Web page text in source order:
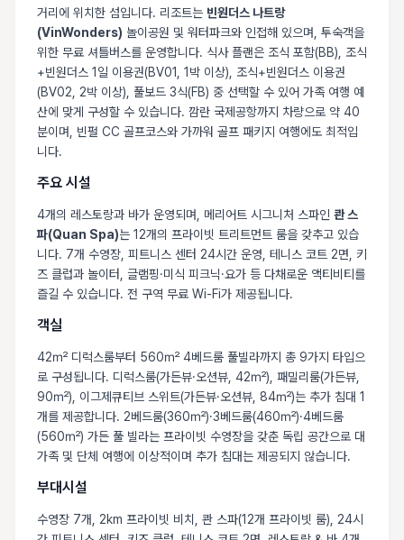
거리에 위치한 섬입니다. 리조트는 빈원더스 나트랑
(VinWonders) 놀이공원 및 워터파크와 인접해 있으며, 투숙객을
위한 무료 셔틀버스를 운영합니다. 식사 플랜은 조식 포함(BB), 조식
+빈원더스 1일 이용권(BV01, 1박 이상), 조식+빈원더스 이용권
(BV02, 2박 이상), 풀보드 3식(FB) 중 선택할 수 있어 가족 여행 예
산에 맞게 구성할 수 있습니다. 깜란 국제공항까지 차량으로 약 40
분이며, 빈펄 CC 골프코스와 가까워 골프 패키지 여행에도 최적입
니다.
주요 시설
4개의 레스토랑과 바가 운영되며, 메리어트 시그니처 스파인 콴 스
파(Quan Spa)는 12개의 프라이빗 트리트먼트 룸을 갖추고 있습
니다. 7개 수영장, 피트니스 센터 24시간 운영, 테니스 코트 2면, 키
즈 클럽과 놀이터, 글램핑·미식 피크닉·요가 등 다채로운 액티비티를
즐길 수 있습니다. 전 구역 무료 Wi-Fi가 제공됩니다.
객실
42㎡ 디럭스룸부터 560㎡ 4베드룸 풀빌라까지 총 9가지 타입으
로 구성됩니다. 디럭스룸(가든뷰·오션뷰, 42㎡), 패밀리룸(가든뷰,
90㎡), 이그제큐티브 스위트(가든뷰·오션뷰, 84㎡)는 추가 침대 1
개를 제공합니다. 2베드룸(360㎡)·3베드룸(460㎡)·4베드룸
(560㎡) 가든 풀 빌라는 프라이빗 수영장을 갖춘 독립 공간으로 대
가족 및 단체 여행에 이상적이며 추가 침대는 제공되지 않습니다.
부대시설
수영장 7개, 2km 프라이빗 비치, 콴 스파(12개 프라이빗 룸), 24시